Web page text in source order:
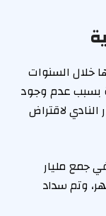
خلال السنوات
بسبب عدم وجود
لاقتراض
جمع مليار
وتم سداد